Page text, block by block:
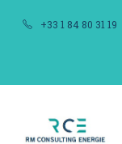
+33 1 84 80 31 19